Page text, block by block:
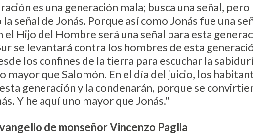
es una generación mala; busca una señal,
señal de Jonás. Porque así como Jonás fue una
el Hijo del Hombre será una señal para esta
se levantará contra los hombres de esta
los confines de la tierra para escuchar la
mayor que Salomón. En el día del juicio, los
generación y la condenarán, porque se
Y he aquí uno mayor que Jonás."
de monseñor Vincenzo Paglia